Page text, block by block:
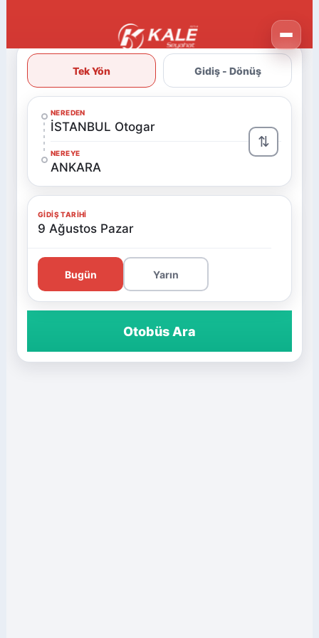
Tek Yön Gidiş - Dönüş
NEREDEN
İSTANBUL Otogar
NEREYE
ANKARA
⇅
GIDIŞ TARIHI
9 Ağustos Pazar
Bugün Yarın
Otobüs Ara